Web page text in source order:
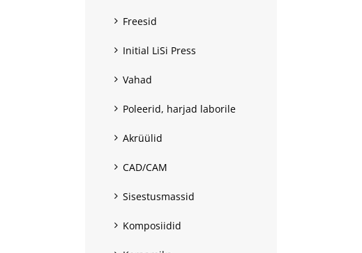
Freesid
Initial LiSi Press
Vahad
Poleerid, harjad laborile
Akrüülid
CAD/CAM
Sisestusmassid
Komposiidid